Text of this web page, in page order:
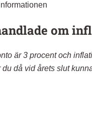
om
är 3 procent och
du då vid årets slut